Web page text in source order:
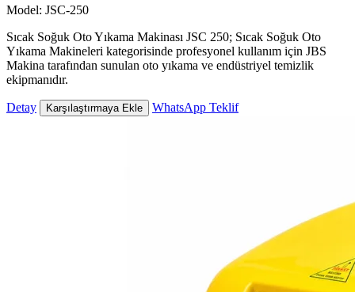
Model: JSC-250
Sıcak Soğuk Oto Yıkama Makinası JSC 250; Sıcak Soğuk Oto
Yıkama Makineleri kategorisinde profesyonel kullanım için JBS
Makina tarafından sunulan oto yıkama ve endüstriyel temizlik
ekipmanıdır.
Detay Karşılaştırmaya Ekle WhatsApp Teklif